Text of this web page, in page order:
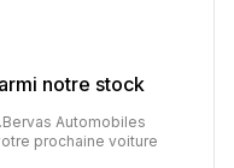
notre stock
Automobiles
prochaine voiture